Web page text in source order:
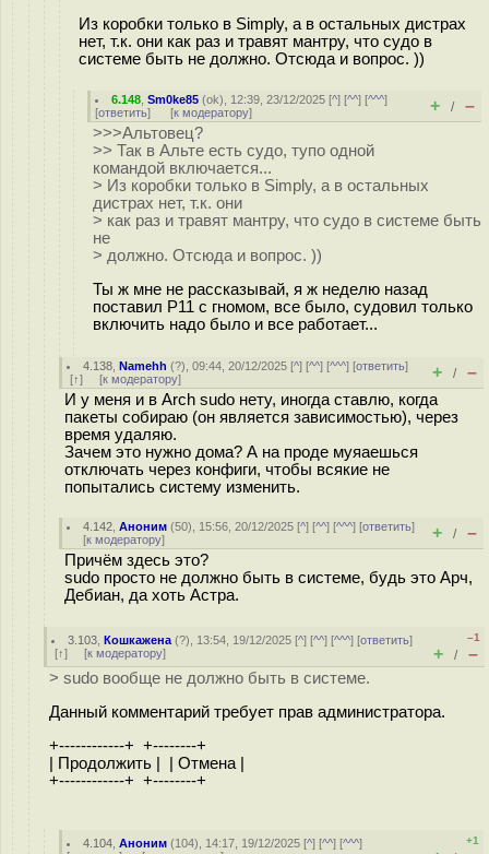
Из коробки только в Simply, а в остальных дистрах
нет, т.к. они как раз и травят мантру, что судо в
системе быть не должно. Отсюда и вопрос. ))
6.148 ,Sm0ke85 (ok), 12:39, 23/12/2025 [^] [^^] [^^^]
[ответить] [к модератору] + / –
>>>Альтовец?
>> Так в Альте есть судо, тупо одной
командой включается...
> Из коробки только в Simply, а в остальных
дистрах нет, т.к. они
> как раз и травят мантру, что судо в системе быть
не
> должно. Отсюда и вопрос. ))
Ты ж мне не рассказывай, я ж неделю назад
поставил Р11 с гномом, все было, судовил только
включить надо было и все работает...
4.138 ,Namehh (?), 09:44, 20/12/2025 [^] [^^] [^^^] [ответить]
[↑] [к модератору] + / –
И у меня и в Arch sudo нету, иногда ставлю, когда
пакеты собираю (он является зависимостью), через
время удаляю.
Зачем это нужно дома? А на проде муяаешься
отключать через конфиги, чтобы всякие не
попытались систему изменить.
4.142 ,Аноним (50), 15:56, 20/12/2025 [^] [^^] [^^^] [ответить]
[к модератору] + / –
Причём здесь это?
sudo просто не должно быть в системе, будь это Арч,
Дебиан, да хоть Астра.
3.103 ,Кошкажена (?), 13:54, 19/12/2025 [^] [^^] [^^^] [ответить]
[↑] [к модератору]
–1
+ / –
> sudo вообще не должно быть в системе.
Данный комментарий требует прав администратора.
+------------+ +--------+
| Продолжить | | Отмена |
+------------+ +--------+
4.104 ,Аноним (104), 14:17, 19/12/2025 [^] [^^] [^^^]
+1